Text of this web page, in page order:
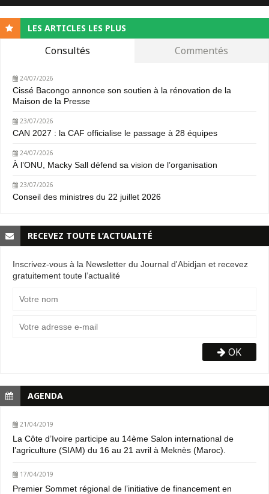
LES ARTICLES LES PLUS
Consultés Commentés
24/07/2026
Cissé Bacongo annonce son soutien à la rénovation de la
Maison de la Presse
23/07/2026
CAN 2027 : la CAF officialise le passage à 28 équipes
24/07/2026
À l’ONU, Macky Sall défend sa vision de l’organisation
23/07/2026
Conseil des ministres du 22 juillet 2026
RECEVEZ TOUTE L’ACTUALITÉ
Inscrivez-vous à la Newsletter du Journal d'Abidjan et recevez
gratuitement toute l’actualité
OK
AGENDA
21/04/2019
La Côte d’Ivoire participe au 14ème Salon international de
l’agriculture (SIAM) du 16 au 21 avril à Meknès (Maroc).
17/04/2019
Premier Sommet régional de l’initiative de financement en